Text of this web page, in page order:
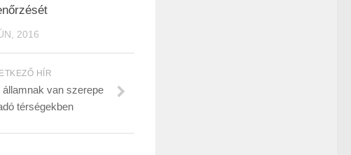
2016
HÍR
van szerepe
térségekben